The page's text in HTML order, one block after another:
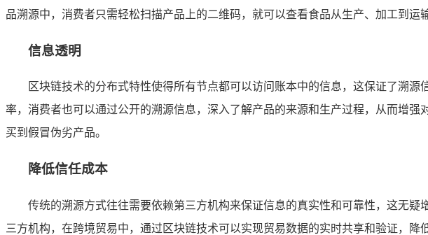
品溯源中，消费者只需轻松扫描产品上的二维码，就可以查看食品从生产、加工到运
信息透明
区块链技术的分布式特性使得所有节点都可以访问账本中的信息，这保证了溯
率，消费者也可以通过公开的溯源信息，深入了解产品的来源和生产过程，从而增
买到假冒伪劣产品。
降低信任成本
传统的溯源方式往往需要依赖第三方机构来保证信息的真实性和可靠性，这无
三方机构，在跨境贸易中，通过区块链技术可以实现贸易数据的实时共享和验证，降